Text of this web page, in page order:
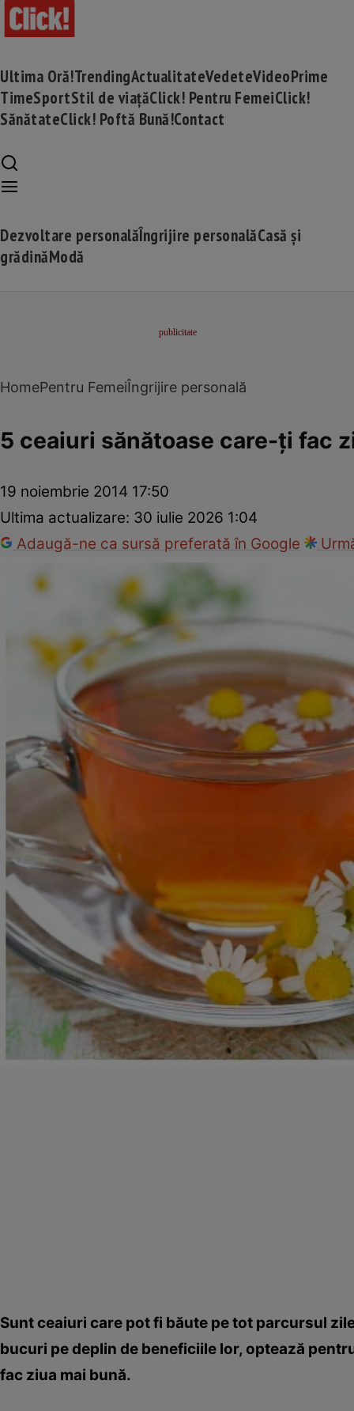
Ultima Oră!TrendingActualitateVedeteVideoPrime
TimeSportStil de viațăClick! Pentru FemeiClick!
SănătateClick! Poftă Bună!Contact
Dezvoltare personalăÎngrijire personalăCasă și
grădinăModă
HomePentru FemeiÎngrijire personală
5 ceaiuri sănătoase care-ţi fac
19 noiembrie 2014 17:50
Ultima actualizare: 30 iulie 2026 1:04
Adaugă-ne ca sursă preferată în Google
Sunt ceaiuri care pot fi băute pe tot parcursul
bucuri pe deplin de beneficiile lor, optează
fac ziua mai bună.